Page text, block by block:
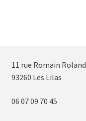
11 rue Romain Roland
93260 Les Lilas
06 07 09 70 45